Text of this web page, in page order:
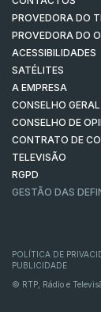
PROVEDORA DO
PROVEDORA DO
ACESSIBILIDADES
SATÉLITES
A EMPRESA
CONSELHO
CONSELHO DE
CONTRATO DE
TELEVISÃO
RGPD
GESTÃO DAS
POLÍTICA DE
PUBLICIDADE
© RTP, Rádio e